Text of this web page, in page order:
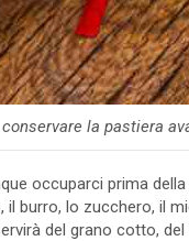
conservare la pastiera
occuparci prima della
burro, lo zucchero, il
del grano cotto, del